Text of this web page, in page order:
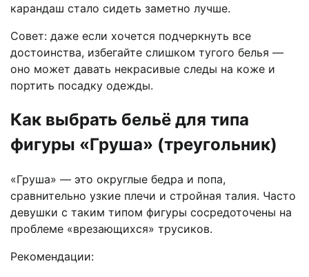
карандаш стало сидеть заметно лучше.
Совет: даже если хочется подчеркнуть все
достоинства, избегайте слишком тугого белья —
оно может давать некрасивые следы на коже и
портить посадку одежды.
Как выбрать бельё для типа
фигуры «Груша» (треугольник)
«Груша» — это округлые бедра и попа,
сравнительно узкие плечи и стройная талия. Часто
девушки с таким типом фигуры сосредоточены на
проблеме «врезающихся» трусиков.
Рекомендации: